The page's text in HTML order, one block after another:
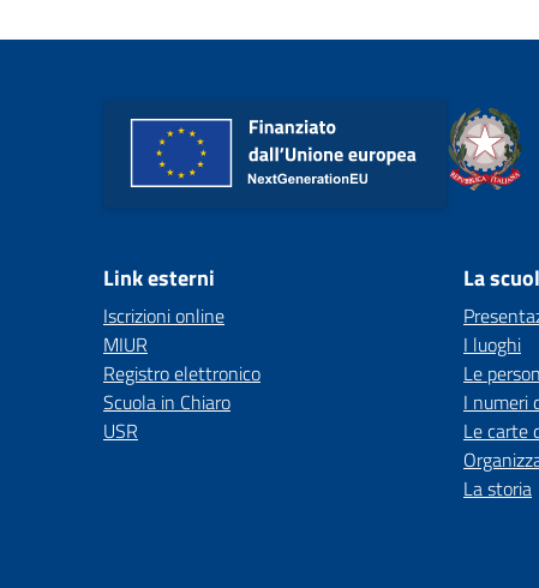
Link esterni
Iscrizioni online
MIUR
Registro elettronico
Scuola in Chiaro
USR
La
I luoghi
Le
I numeri
Le carte
La storia